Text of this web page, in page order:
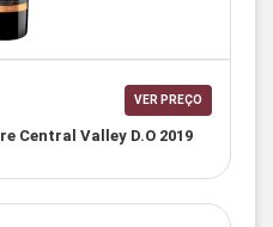
VER PREÇO
Central Valley D.O 2019